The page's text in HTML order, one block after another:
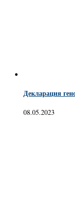
Декларация
08.05.2023